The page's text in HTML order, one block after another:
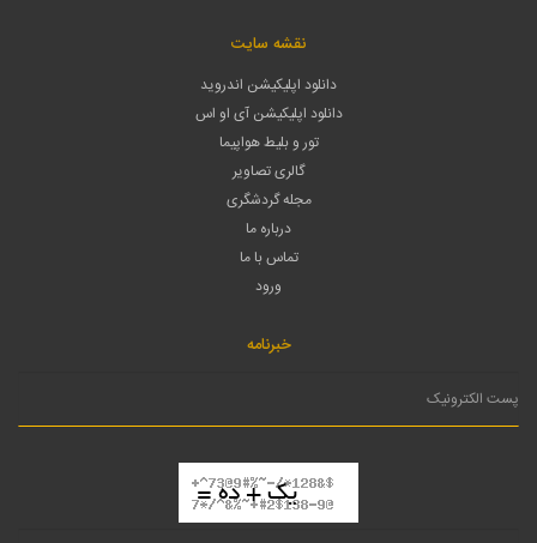
نقشه سایت
دانلود اپلیکیشن اندروید
دانلود اپلیکیشن آی او اس
تور و بلیط هواپیما
گالری تصاویر
مجله گردشگری
درباره ما
تماس با ما
ورود
خبرنامه